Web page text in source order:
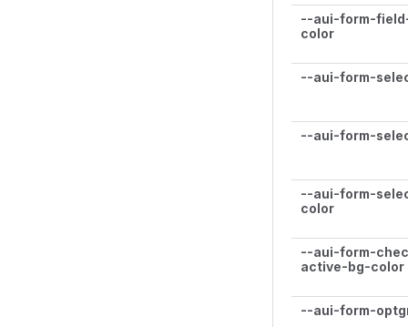
--aui-form-
color
--aui-form-
--aui-form-
--aui-form-
color
--aui-form-
active-bg-color
--aui-form-